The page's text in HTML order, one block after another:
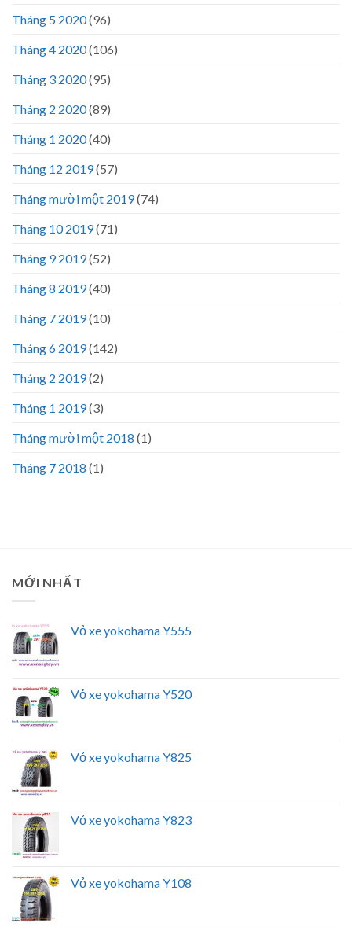
Tháng 5 2020(96)
Tháng 4 2020(106)
Tháng 3 2020(95)
Tháng 2 2020(89)
Tháng 1 2020(40)
Tháng 12 2019(57)
Tháng mười một 2019(74)
Tháng 10 2019(71)
Tháng 9 2019(52)
Tháng 8 2019(40)
Tháng 7 2019(10)
Tháng 6 2019(142)
Tháng 2 2019(2)
Tháng 1 2019(3)
Tháng mười một 2018 (1)
Tháng 7 2018 (1)
MỚI NHẤT
Vỏ xe yokohama Y555
Vỏ xe yokohama Y520
Vỏ xe yokohama Y825
Vỏ xe yokohama Y823
Vỏ xe yokohama Y108